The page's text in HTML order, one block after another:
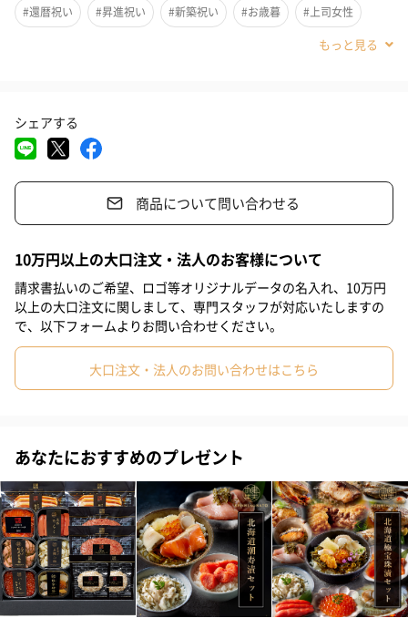
セット内容
ずわいがにの甘みたっぷりのほぐし身とぷりっとした食感の棒
上品な甘みと繊細な味わいが特徴です。
真ほっけ【羅臼産】 ×1
オホーツクの海で厳しい荒波にもまれ身が締まり丸々と太った魚
こまいと言えば「一夜干し」と言われるほど、食べ方として一夜
干しが有名です。
その身は炙るとほぐれ易く、ホクホクとした食感と凝縮された旨
みが楽しめます。
#還暦祝い #昇進祝い #新築祝い #お歳暮 #上司女性
#義母
#祖父 #祖母
#男性 #男友達
#70代 #80代 #90代
シェアする
商品について問い合わせる
10万円以上の大口注文・法人のお客様について
請求書払いのご希望、ロゴ等オリジナルデータの名入れ、10万円
以上の大口注文に関しまして、専門スタッフが対応いたしますの
で、以下フォームよりお問い合わせください。
大口注文・法人のお問い合わせはこちら
あなたにおすすめのプレゼント